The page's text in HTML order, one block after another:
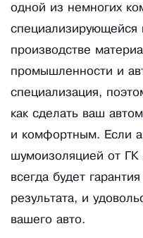
одной из немногих
специализирующейся
производстве
промышленности и
специализация,
как сделать ваш
и комфортным. Если
шумоизоляцией от ГК
всегда будет
результата, и
вашего авто.